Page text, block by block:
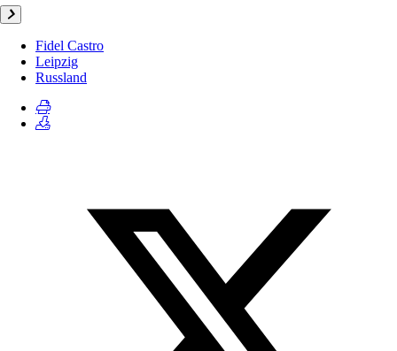
Fidel Castro
Leipzig
Russland